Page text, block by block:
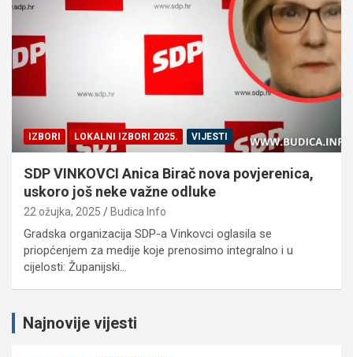
IZBORI LOKALNI IZBORI 2025. VIJESTI
SDP VINKOVCI Anica Birač nova povjerenica,
uskoro još neke važne odluke
22 ožujka, 2025 Budica Info
Gradska organizacija SDP-a Vinkovci oglasila se
priopćenjem za medije koje prenosimo integralno i u
cijelosti: Županijski…
Najnovije vijesti